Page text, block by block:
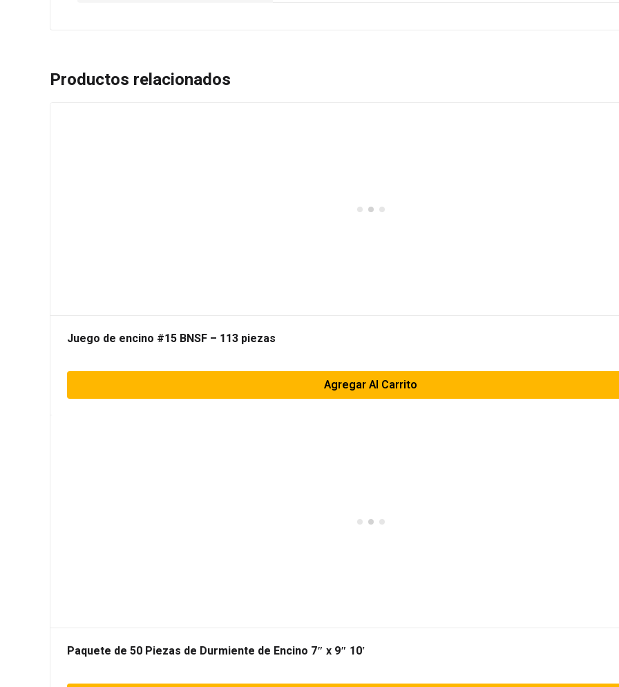
Productos relacionados
Juego de encino #15 BNSF – 113 piezas
Agregar Al Carrito
Paquete de 50 Piezas de Durmiente de Encino 7″ x 9″ 10′